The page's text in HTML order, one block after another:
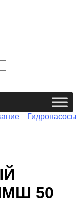
Гидронасосы
50